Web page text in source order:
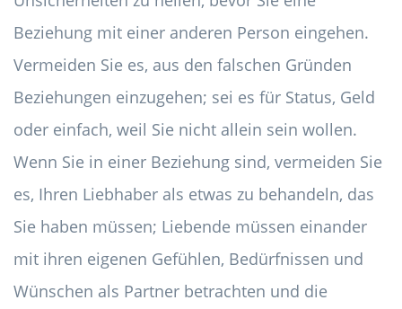
Beziehung mit einer anderen Person eingehen.
Vermeiden Sie es, aus den falschen Gründen
Beziehungen einzugehen; sei es für Status, Geld
oder einfach, weil Sie nicht allein sein wollen.
Wenn Sie in einer Beziehung sind, vermeiden Sie
es, Ihren Liebhaber als etwas zu behandeln, das
Sie haben müssen; Liebende müssen einander
mit ihren eigenen Gefühlen, Bedürfnissen und
Wünschen als Partner betrachten und die